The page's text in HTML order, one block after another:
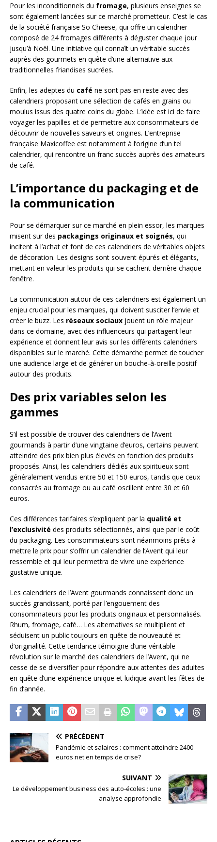
Pour les inconditionnels du fromage, plusieurs enseignes se
sont également lancées sur ce marché prometteur. C’est le cas
de la société française So Cheese, qui offre un calendrier
composé de 24 fromages différents à déguster chaque jour
jusqu’à Noël. Une initiative qui connaît un véritable succès
auprès des gourmets en quête d’une alternative aux
traditionnelles friandises sucrées.
Enfin, les adeptes du café ne sont pas en reste avec des
calendriers proposant une sélection de cafés en grains ou
moulus issus des quatre coins du globe. L’idée est ici de faire
voyager les papilles et de permettre aux consommateurs de
découvrir de nouvelles saveurs et origines. L’entreprise
française Maxicoffee est notamment à l’origine d’un tel
calendrier, qui rencontre un franc succès auprès des amateurs
de café.
L’importance du packaging et de
la communication
Pour se démarquer sur ce marché en plein essor, les marques
misent sur des packagings originaux et soignés, qui
incitent à l’achat et font de ces calendriers de véritables objets
de décoration. Les designs sont souvent épurés et élégants,
mettant en valeur les produits qui se cachent derrière chaque
fenêtre.
La communication autour de ces calendriers est également un
enjeu crucial pour les marques, qui doivent susciter l’envie et
créer le buzz. Les réseaux sociaux jouent un rôle majeur
dans ce domaine, avec des influenceurs qui partagent leur
expérience et donnent leur avis sur les différents calendriers
disponibles sur le marché. Cette démarche permet de toucher
une audience large et de générer un bouche-à-oreille positif
autour des produits.
Des prix variables selon les
gammes
S’il est possible de trouver des calendriers de l’Avent
gourmands à partir d’une vingtaine d’euros, certains peuvent
atteindre des prix bien plus élevés en fonction des produits
proposés. Ainsi, les calendriers dédiés aux spiritueux sont
généralement vendus entre 50 et 150 euros, tandis que ceux
consacrés au fromage ou au café oscillent entre 30 et 60
euros.
Ces différences tarifaires s’expliquent par la qualité et
l’exclusivité des produits sélectionnés, ainsi que par le coût
du packaging. Les consommateurs sont néanmoins prêts à
mettre le prix pour s’offrir un calendrier de l’Avent qui leur
ressemble et qui leur permettra de vivre une expérience
gustative unique.
Les calendriers de l’Avent gourmands connaissent donc un
succès grandissant, porté par l’engouement des
consommateurs pour les produits originaux et personnalisés.
Rhum, fromage, café… Les alternatives se multiplient et
séduisent un public toujours en quête de nouveauté et
d’originalité. Cette tendance témoigne d’une véritable
révolution sur le marché des calendriers de l’Avent, qui ne
cesse de se diversifier pour répondre aux attentes des adultes
en quête d’une expérience unique et ludique avant les fêtes de
fin d’année.
PRÉCÉDENT
Pandémie et salaires : comment atteindre 2400
euros net en temps de crise?
SUIVANT
Le développement business des auto-écoles : une
analyse approfondie